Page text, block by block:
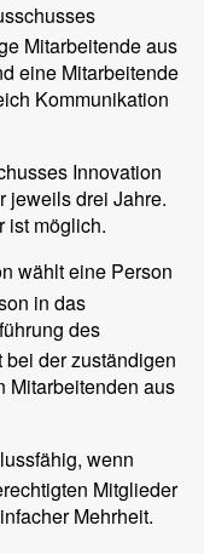
Mitarbeitende aus
eine Mitarbeitende
Kommunikation
Innovation
jeweils drei Jahre.
ist möglich.
wählt eine Person
in das
des
der zuständigen
Mitarbeitenden aus
wenn
Mitglieder
Mehrheit.